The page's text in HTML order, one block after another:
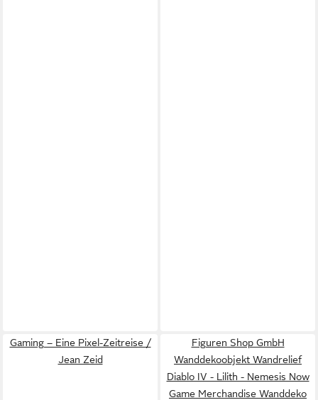
Gaming – Eine Pixel-Zeitreise /
Jean Zeid
Figuren Shop GmbH
Wanddekoobjekt Wandrelief
Diablo IV - Lilith - Nemesis Now
Game Merchandise Wanddeko